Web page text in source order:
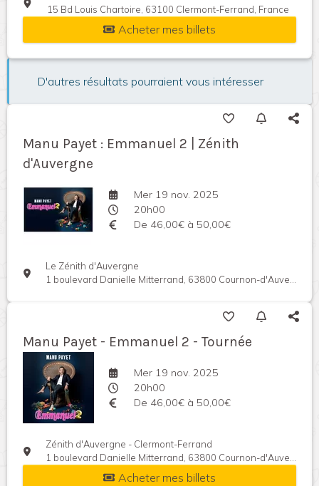
15 Bd Louis Chartoire, 63100 Clermont-Ferrand, France
Acheter mes billets
D'autres résultats pourraient vous intéresser
Manu Payet : Emmanuel 2 | Zénith
d'Auvergne
Mer 19 nov. 2025
20h00
De 46,00€ à 50,00€
Le Zénith d'Auvergne
1 boulevard Danielle Mitterrand, 63800 Cournon-d'Auvergne, France
Manu Payet - Emmanuel 2 - Tournée
Mer 19 nov. 2025
20h00
De 46,00€ à 50,00€
Zénith d'Auvergne - Clermont-Ferrand
1 boulevard Danielle Mitterrand, 63800 Cournon-d'Auvergne, France
Acheter mes billets